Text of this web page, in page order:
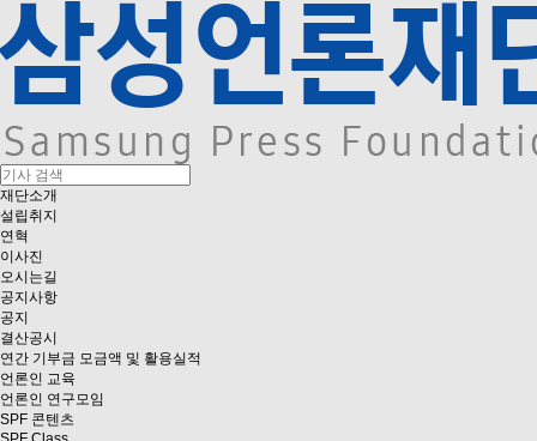
재단소개
설립취지
연혁
이사진
오시는길
공지사항
공지
결산공시
연간 기부금 모금액 및 활용실적
언론인 교육
언론인 연구모임
SPF 콘텐츠